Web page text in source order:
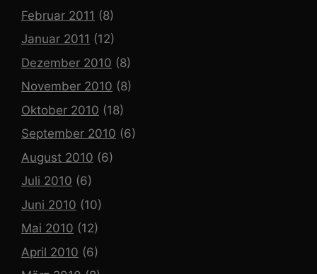
Februar 2011 (8)
Januar 2011 (12)
Dezember 2010 (8)
November 2010 (8)
Oktober 2010 (18)
September 2010 (6)
August 2010 (6)
Juli 2010 (6)
Juni 2010 (10)
Mai 2010 (12)
April 2010 (6)